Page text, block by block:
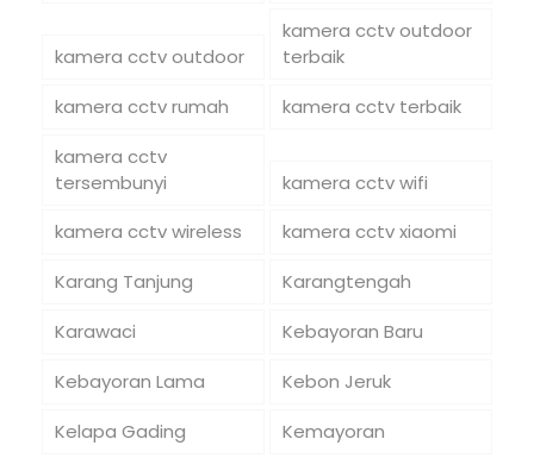
kamera cctv outdoor
kamera cctv outdoor
terbaik
kamera cctv rumah
kamera cctv terbaik
kamera cctv
tersembunyi
kamera cctv wifi
kamera cctv wireless
kamera cctv xiaomi
Karang Tanjung
Karangtengah
Karawaci
Kebayoran Baru
Kebayoran Lama
Kebon Jeruk
Kelapa Gading
Kemayoran